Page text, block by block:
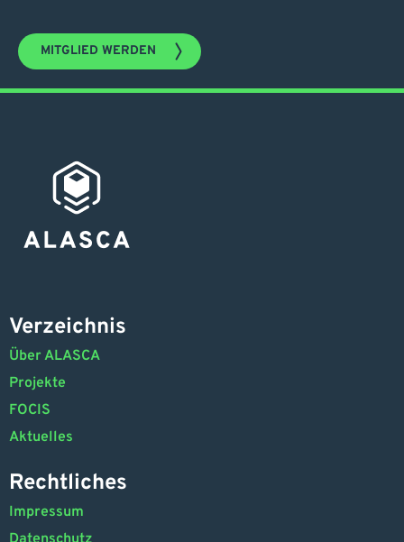
MITGLIED WERDEN
Verzeichnis
Über ALASCA
Projekte
FOCIS
Aktuelles
Rechtliches
Impressum